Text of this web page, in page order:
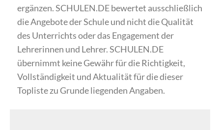
ergänzen. SCHULEN.DE bewertet ausschließlich
die Angebote der Schule und nicht die Qualität
des Unterrichts oder das Engagement der
Lehrerinnen und Lehrer. SCHULEN.DE
übernimmt keine Gewähr für die Richtigkeit,
Vollständigkeit und Aktualität für die dieser
Topliste zu Grunde liegenden Angaben.